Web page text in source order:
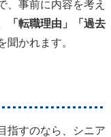
、事前に内容を考え
「転職理由」「過去
聞かれます。
指すのなら、シニア